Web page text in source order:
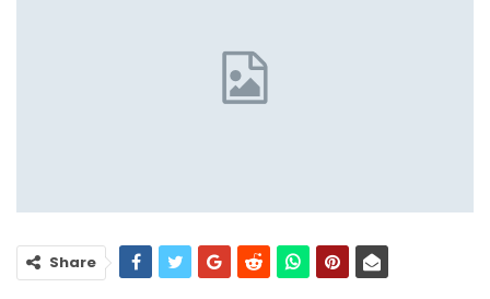
Share